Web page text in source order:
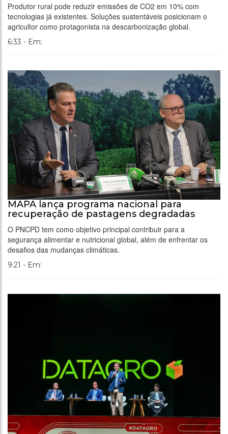
Produtor rural pode reduzir emissões de CO2 em 10% com
tecnologias já existentes. Soluções sustentáveis posicionam o
agricultor como protagonista na descarbonização global.
6:33 - Em:
MAPA lança programa nacional para
recuperação de pastagens degradadas
O PNCPD tem como objetivo principal contribuir para a
segurança alimentar e nutricional global, além de enfrentar os
desafios das mudanças climáticas.
9:21 - Em: